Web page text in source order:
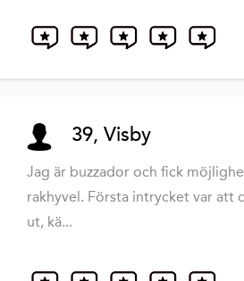
39, Visby
Jag är buzzador och fick
rakhyvel. Första intrycket var att
ut, kä...